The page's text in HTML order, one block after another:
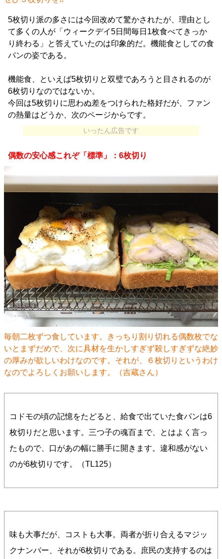
5枚切り派の多さには今回改めて驚かされたが、理由とし
て多くの人が「ウィークデイ5日間毎日1枚食べてきっか
り終わる」と答えていたのは印象的だ。機能食としての食
パンの姿である。
機能食、といえば5枚切りと双璧であろうと目されるのが
6枚切りなのではないか。
今回は5枚切りに思わぬ差をつけられた格好だが、ファン
の熱量はどうか、次のページからです。
いったん広告です
偶数の安心感これぞ「標準」：6枚切り
毎朝二枚ずつ食しています。きっちり割り切れる偶数枚でな
いとまずだめで、次に具材を生かしすぎず殺しすぎずな絶妙
の厚みが欲しいわけなのです。それが、６枚切りというわけ
なのでよろしくお願いします。（吉蔵さん）
コドモの頃の記憶をたどると、給食で出ていた食パンは6
枚切りだと思います。三つ子の魂百まで、とはよく言っ
たもので、口があの幅に勝手に開きます。違和感がない
のが6枚切りです。（TL125）
味も大事だが、コストも大事。両者が折り合えるマジッ
クナンバー、それが6枚切りである。庶民の支持するのは